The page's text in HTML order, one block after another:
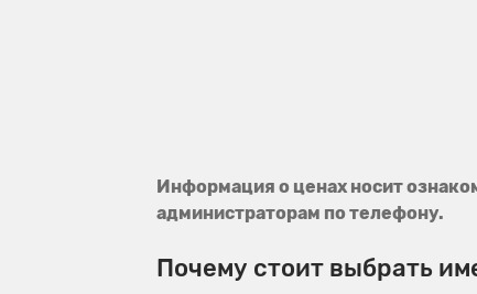
Информация о ценах носит
администраторам по телефону.
Почему стоит выбрать